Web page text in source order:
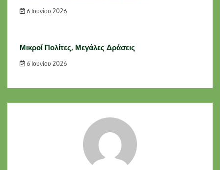
6 Ιουνίου 2026
Μικροί Πολίτες, Μεγάλες Δράσεις
6 Ιουνίου 2026